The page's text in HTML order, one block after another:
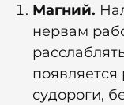
Магний.
нервам
появляется
судороги,